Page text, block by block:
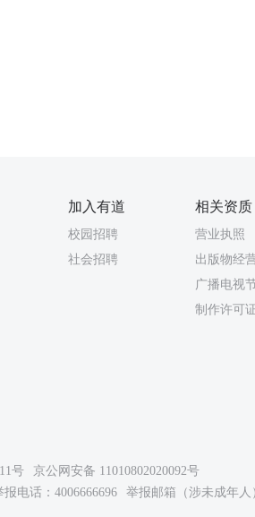
加入有道
校园招聘
社会招聘
相关资质
营业执照
出版物经
广播电视
制作许可
号
京公网安备 11010802020092号
电话：4006666696 举报邮箱（涉未成年人